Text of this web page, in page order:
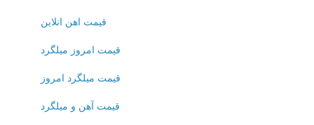
قیمت اهن انلاین
قیمت امروز میلگرد
قیمت میلگرد امروز
قیمت آهن و میلگرد